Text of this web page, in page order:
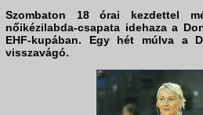
Szombaton 18 órai kezdettel
nőikézilabda-csapata idehaza a
EHF-kupában. Egy hét múlva a
visszavágó.